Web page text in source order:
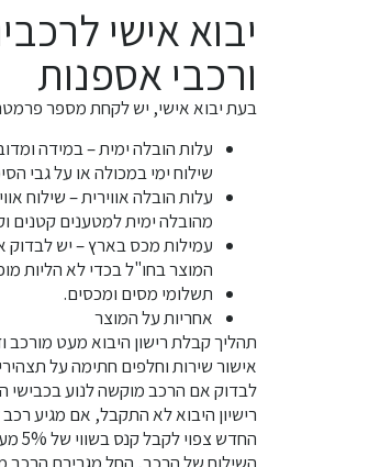
יבוא אישי
ורכבי אספנות
בעת יבוא אישי, יש לקחת מספר
עלות הובלה ימית – במידה
שילוח ימי במכולה או על גבי
עלות הובלה אווירית – שילוח
מהובלה ימית למטענים קטנים
עמילות מכס בארץ – יש לבדוק
המוצר בחו"ל בכדי לא הליות
תשלומי מסים ומכסים.
אחריות על המוצר
תהליך קבלת רישון היבוא מעט מורכב
אישור שירות וחלפים חתימה על
לבדוק אם הרכב מוקשה לנוע
רישיון היבוא לא התקבל, אם מגיע
השילוח של הרכב, החל מגרירת הרכב